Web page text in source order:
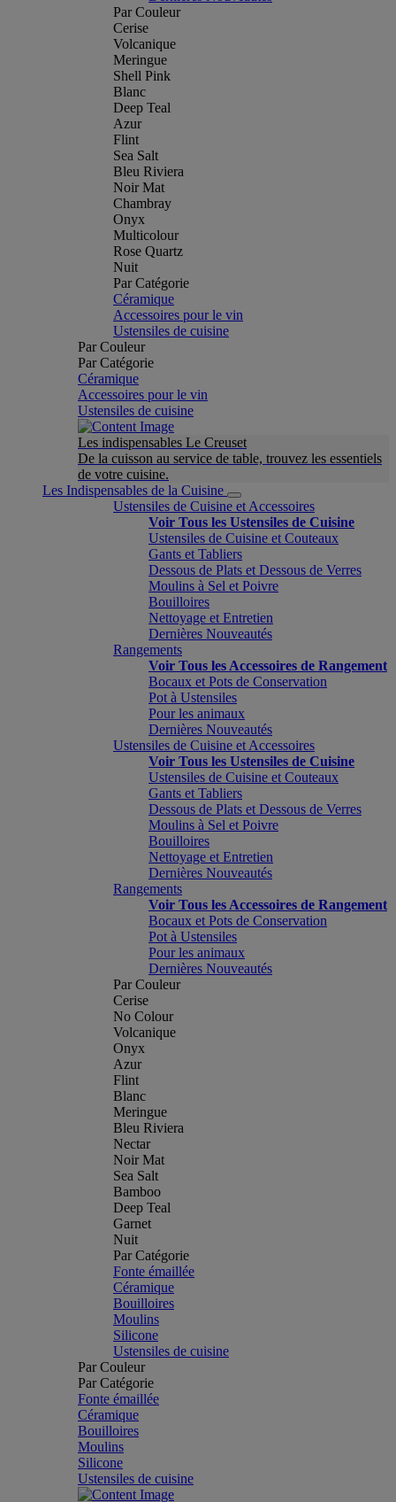
Par Couleur
Cerise
Volcanique
Meringue
Shell Pink
Blanc
Deep Teal
Azur
Flint
Sea Salt
Bleu Riviera
Noir Mat
Chambray
Onyx
Multicolour
Rose Quartz
Nuit
Par Catégorie
Céramique
Accessoires pour le vin
Ustensiles de cuisine
Par Couleur
Par Catégorie
Céramique
Accessoires pour le vin
Ustensiles de cuisine
Les indispensables Le Creuset
De la cuisson au service de table, trouvez les essentiels
de votre cuisine.
Les Indispensables de la Cuisine
Ustensiles de Cuisine et Accessoires
Voir Tous les Ustensiles de Cuisine
Ustensiles de Cuisine et Couteaux
Gants et Tabliers
Dessous de Plats et Dessous de Verres
Moulins à Sel et Poivre
Bouilloires
Nettoyage et Entretien
Dernières Nouveautés
Rangements
Voir Tous les Accessoires de Rangement
Bocaux et Pots de Conservation
Pot à Ustensiles
Pour les animaux
Dernières Nouveautés
Ustensiles de Cuisine et Accessoires
Voir Tous les Ustensiles de Cuisine
Ustensiles de Cuisine et Couteaux
Gants et Tabliers
Dessous de Plats et Dessous de Verres
Moulins à Sel et Poivre
Bouilloires
Nettoyage et Entretien
Dernières Nouveautés
Rangements
Voir Tous les Accessoires de Rangement
Bocaux et Pots de Conservation
Pot à Ustensiles
Pour les animaux
Dernières Nouveautés
Par Couleur
Cerise
No Colour
Volcanique
Onyx
Azur
Flint
Blanc
Meringue
Bleu Riviera
Nectar
Noir Mat
Sea Salt
Bamboo
Deep Teal
Garnet
Nuit
Par Catégorie
Fonte émaillée
Céramique
Bouilloires
Moulins
Silicone
Ustensiles de cuisine
Par Couleur
Par Catégorie
Fonte émaillée
Céramique
Bouilloires
Moulins
Silicone
Ustensiles de cuisine